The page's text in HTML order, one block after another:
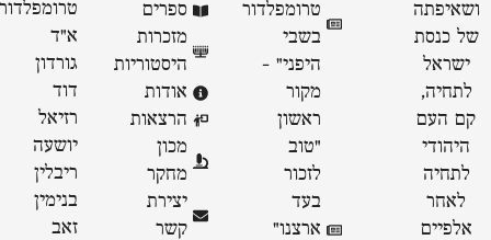
ושאיפתה
של כנסת
ישראל
לתחיה,
קם העם
היהודי
לתחיה
לאחר
אלפיים
טרומפלדור
בשבי
היפני" -
מקור
ראשון
״טוב
לזכור
בעד
ארצנו״
ספרים
מזכרות
היסטוריות
אודות
הרצאות
מכון
מחקר
יצירת
קשר
טרומפלדור
א״ד
גורדון
דוד
רזיאל
יושעה
ריבלין
בנימין
זאב